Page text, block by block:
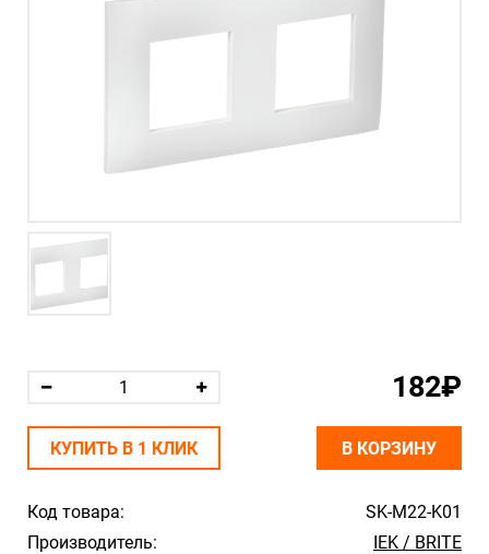
Код товара:
SK-M22-K01
Производитель:
IEK / BRITE
182₽
КУПИТЬ В 1 КЛИК В КОРЗИНУ